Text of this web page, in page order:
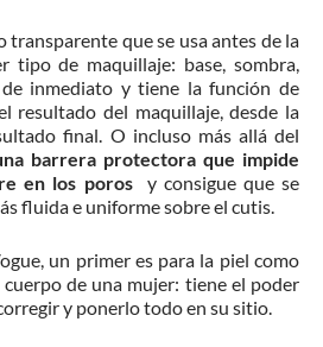
transparente que se usa antes de la
tipo de maquillaje: base, sombra,
inmediato y tiene la función de
resultado del maquillaje, desde la
final. O incluso más allá del
barrera protectora que impide
en los porosy consigue que se
fluida e uniforme sobre el cutis.
un primer es para la piel como
de una mujer: tiene el poder
y ponerlo todo en su sitio.